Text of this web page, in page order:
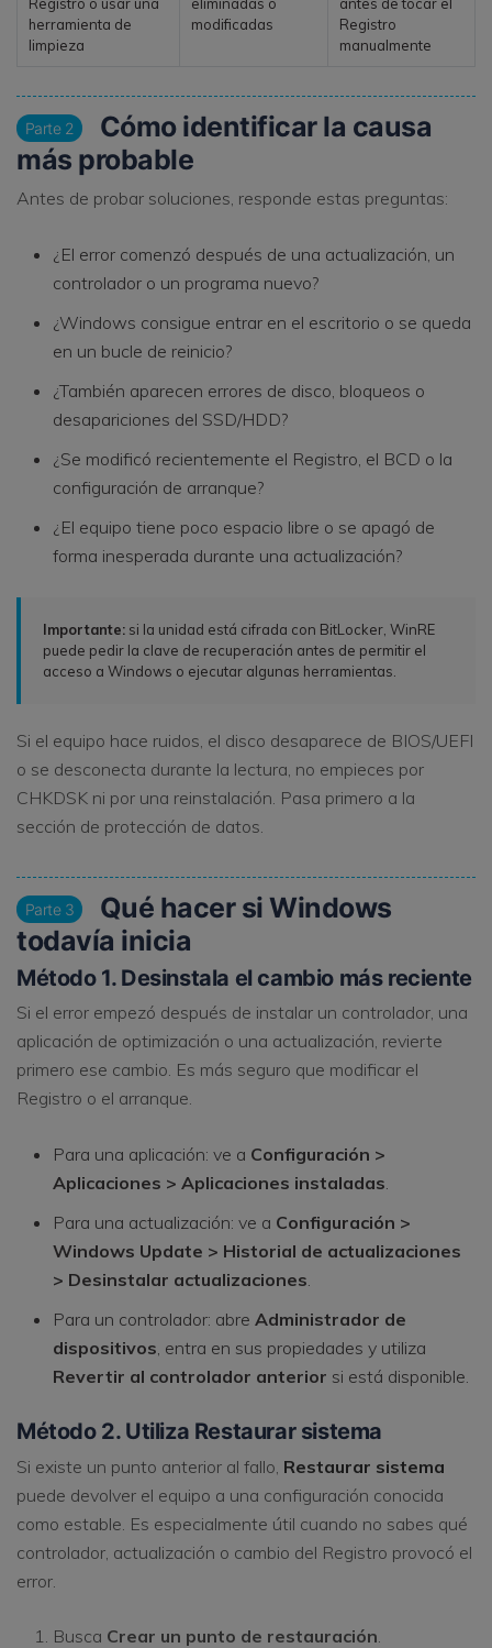
herramienta de
limpieza
modificadas
Registro
manualmente
Parte 2
Cómo identificar la causa
más probable
Antes de probar soluciones, responde estas preguntas:
¿El error comenzó después de una actualización, un
controlador o un programa nuevo?
¿Windows consigue entrar en el escritorio o se queda
en un bucle de reinicio?
¿También aparecen errores de disco, bloqueos o
desapariciones del SSD/HDD?
¿Se modificó recientemente el Registro, el BCD o la
configuración de arranque?
¿El equipo tiene poco espacio libre o se apagó de
forma inesperada durante una actualización?
Importante: si la unidad está cifrada con BitLocker, WinRE
puede pedir la clave de recuperación antes de permitir el
acceso a Windows o ejecutar algunas herramientas.
Si el equipo hace ruidos, el disco desaparece de BIOS/UEFI
o se desconecta durante la lectura, no empieces por
CHKDSK ni por una reinstalación. Pasa primero a la
sección de protección de datos.
Parte 3
Qué hacer si Windows
todavía inicia
Método 1. Desinstala el cambio más reciente
Si el error empezó después de instalar un controlador, una
aplicación de optimización o una actualización, revierte
primero ese cambio. Es más seguro que modificar el
Registro o el arranque.
Para una aplicación: ve a Configuración >
Aplicaciones > Aplicaciones instaladas.
Para una actualización: ve a Configuración >
Windows Update > Historial de actualizaciones
> Desinstalar actualizaciones.
Para un controlador: abre Administrador de
dispositivos, entra en sus propiedades y utiliza
Revertir al controlador anterior si está disponible.
Método 2. Utiliza Restaurar sistema
Si existe un punto anterior al fallo, Restaurar sistema
puede devolver el equipo a una configuración conocida
como estable. Es especialmente útil cuando no sabes qué
controlador, actualización o cambio del Registro provocó el
error.
Busca Crear un punto de restauración